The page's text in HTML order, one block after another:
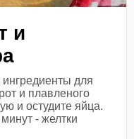
и
для
и плавленого
и остудите яйца.
- желтки